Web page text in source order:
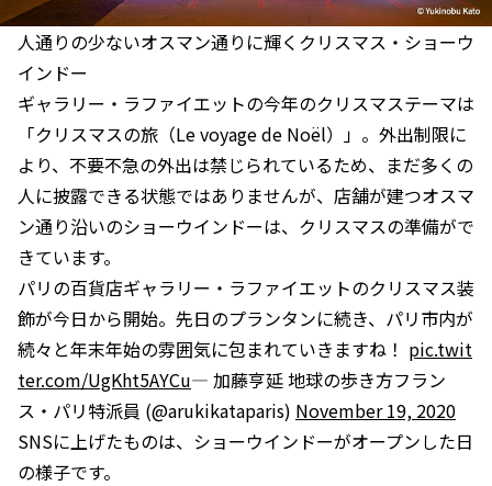
人通りの少ないオスマン通りに輝くクリスマス・ショーウ
インドー
ギャラリー・ラファイエットの今年のクリスマステーマは
「クリスマスの旅（Le voyage de Noël）」。外出制限に
より、不要不急の外出は禁じられているため、まだ多くの
人に披露できる状態ではありませんが、店舗が建つオスマ
ン通り沿いのショーウインドーは、クリスマスの準備がで
きています。
パリの百貨店ギャラリー・ラファイエットのクリスマス装
飾が今日から開始。先日のプランタンに続き、パリ市内が
続々と年末年始の雰囲気に包まれていきますね！ pic.twit
ter.com/UgKht5AYCu— 加藤亨延 地球の歩き方フラン
ス・パリ特派員 (@arukikataparis) November 19, 2020
SNSに上げたものは、ショーウインドーがオープンした日
の様子です。